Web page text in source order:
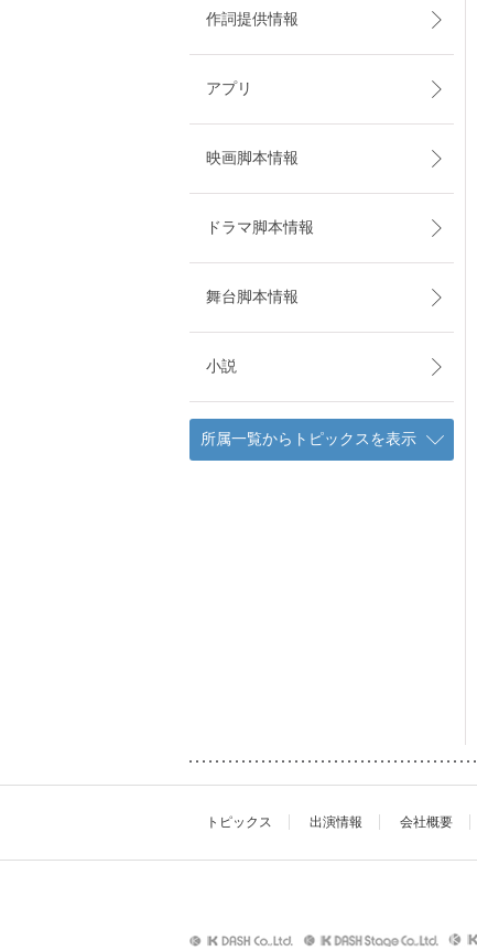
作詞提供情報
アプリ
映画脚本情報
ドラマ脚本情報
舞台脚本情報
小説
所属一覧からトピックスを表示
トピックス 出演情報 会社概要